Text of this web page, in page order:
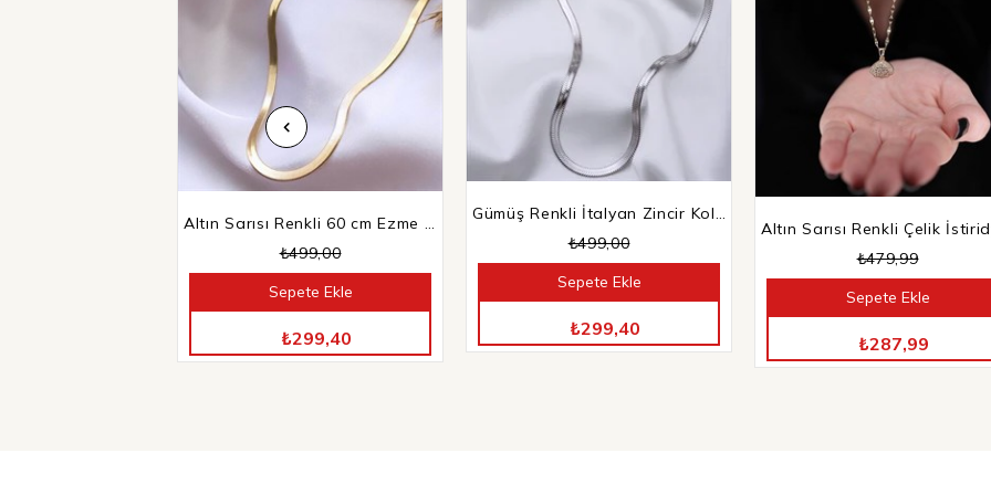
Altın Sarısı Renkli 60 cm Ezme İtalyan Zincir
₺499,00
Sepete Ekle
₺299,40
Gümüş Renkli İtalyan Zincir Kolye
₺499,00
Sepete Ekle
₺299,40
₺479,99
Sepete Ekle
TÜM ÜRÜNLERDE %40 İNDİRİM
₺287,99